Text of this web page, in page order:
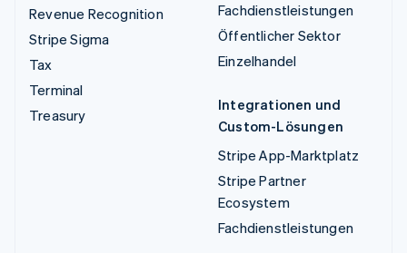
Revenue Recognition
Stripe Sigma
Tax
Terminal
Treasury
Fachdienstleistungen
Öffentlicher Sektor
Einzelhandel
Integrationen und
Custom-Lösungen
Stripe App-Marktplatz
Stripe Partner
Ecosystem
Fachdienstleistungen